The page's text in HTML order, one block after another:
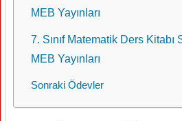
MEB Yayınları
7. Sınıf Matematik Ders Kitabı
MEB Yayınları
Sonraki Ödevler